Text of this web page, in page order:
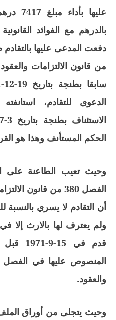
عليها
بالدرهم مع الفوائد
من قانون الالتزامات
الدعوى للتقادم،
الحكم المستأنف وهذا هو
وحيث تعيب الطاعنة على
الفصل 380 من قانون
أن التقادم لا يسري بالنسبة
قدم في
والعقود.
وحيث يتجلى من أوراق